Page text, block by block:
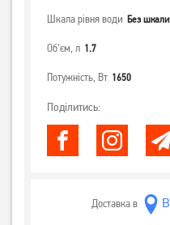
Шкала рівня води Без шкали
Об'єм, л 1.7
Потужність, Вт 1650
Поділитись:
Доставка в